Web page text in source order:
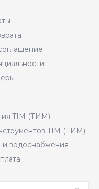
TIM (ТИМ)
TIM (ТИМ)
и водоснабжения